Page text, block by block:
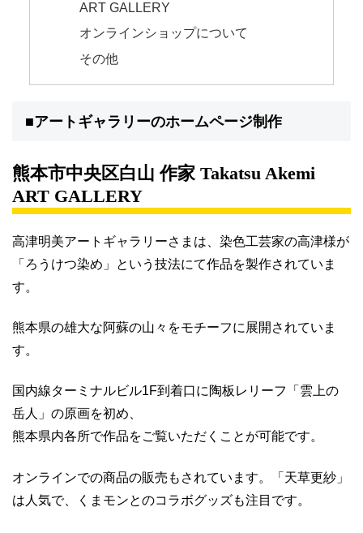
ART GALLERY
オンラインショップについて
その他
■アートギャラリーのホームページ制作
熊本市中央区白山 作家 Takatsu Akemi
ART GALLERY
高津明美アートギャラリーさまは、染色工芸家の高津様が
「ろうけつ染め」という技法にて作品を製作されていま
す。
熊本県の雄大な阿蘇の山々をモチーフに展開されていま
す。
国内線ターミナルビル1F到着口に陶板レリーフ「雲上の
岳人」の原画を初め、
熊本県内各所で作品をご覧いただくことが可能です。
オンラインでの商品の販売もされています。「天草更紗」
は人気で、くまモンとのコラボグッズも注目です。